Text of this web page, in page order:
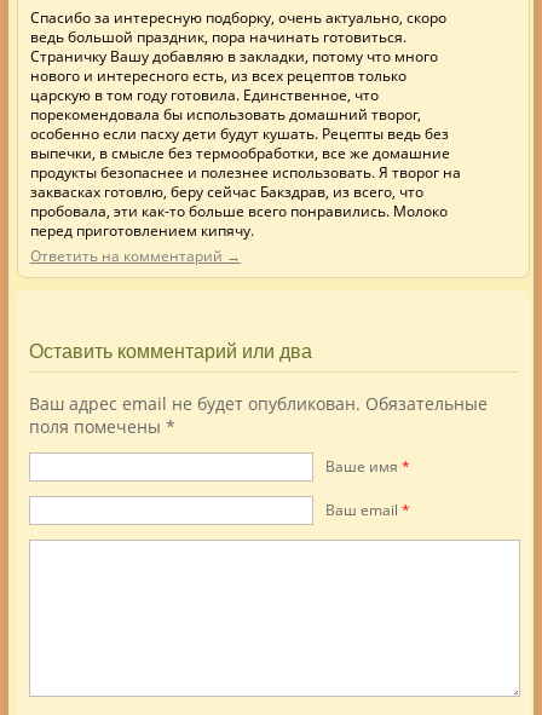
Спасибо за интересную подборку, очень актуально, скоро
ведь большой праздник, пора начинать готовиться.
Страничку Вашу добавляю в закладки, потому что много
нового и интересного есть, из всех рецептов только
царскую в том году готовила. Единственное, что
порекомендовала бы использовать домашний творог,
особенно если пасху дети будут кушать. Рецепты ведь без
выпечки, в смысле без термообработки, все же домашние
продукты безопаснее и полезнее использовать. Я творог на
заквасках готовлю, беру сейчас Бакздрав, из всего, что
пробовала, эти как-то больше всего понравились. Молоко
перед приготовлением кипячу.
Ответить на комментарий →
Оставить комментарий или два
Ваш адрес email не будет опубликован. Обязательные
поля помечены *
Ваше имя *
Ваш еmail *